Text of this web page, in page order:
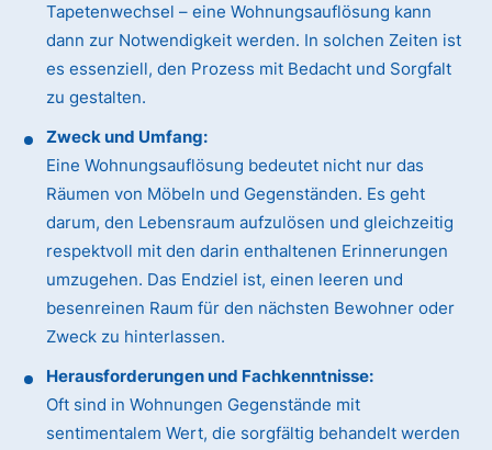
Tapetenwechsel – eine Wohnungsauflösung kann
dann zur Notwendigkeit werden. In solchen Zeiten ist
es essenziell, den Prozess mit Bedacht und Sorgfalt
zu gestalten.
Zweck und Umfang:
Eine Wohnungsauflösung bedeutet nicht nur das
Räumen von Möbeln und Gegenständen. Es geht
darum, den Lebensraum aufzulösen und gleichzeitig
respektvoll mit den darin enthaltenen Erinnerungen
umzugehen. Das Endziel ist, einen leeren und
besenreinen Raum für den nächsten Bewohner oder
Zweck zu hinterlassen.
Herausforderungen und Fachkenntnisse:
Oft sind in Wohnungen Gegenstände mit
sentimentalem Wert, die sorgfältig behandelt werden